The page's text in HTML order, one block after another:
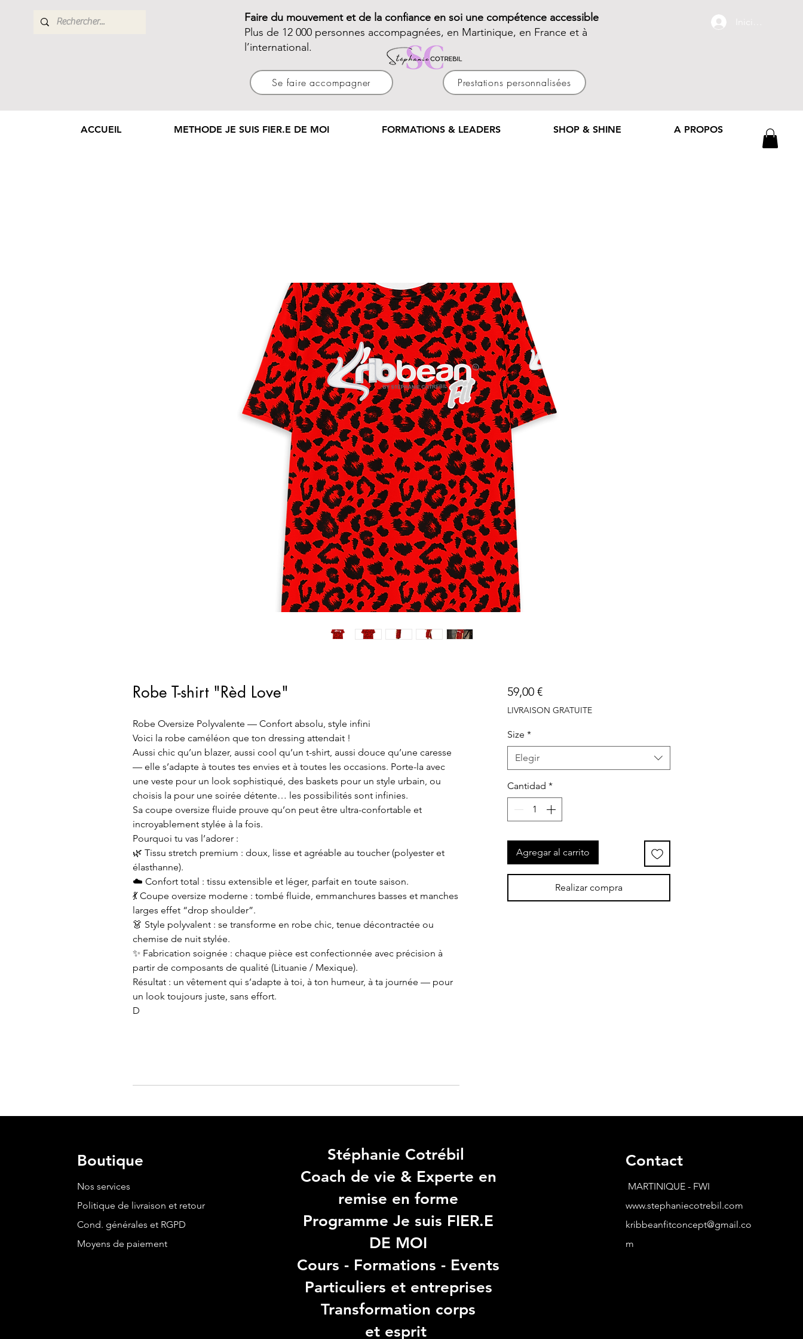
Faire du mouvement et de la confiance en soi une compétence accessible
Plus de 12 000 personnes accompagnées, en Martinique, en France et à
l’international.
Se faire accompagner Prestations personnalisées
Iniciar sesión
ACCUEIL METHODE JE SUIS FIER.E DE MOI FORMATIONS & LEADERS SHOP & SHINE A PROPOS
Robe T-shirt "Rèd Love"
Robe Oversize Polyvalente — Confort absolu, style infini
Voici la robe caméléon que ton dressing attendait !
Aussi chic qu’un blazer, aussi cool qu’un t-shirt, aussi douce qu’une caresse
— elle s’adapte à toutes tes envies et à toutes les occasions. Porte-la avec
une veste pour un look sophistiqué, des baskets pour un style urbain, ou
choisis la pour une soirée détente… les possibilités sont infinies.
Sa coupe oversize fluide prouve qu’on peut être ultra-confortable et
incroyablement stylée à la fois.
Pourquoi tu vas l’adorer :
🌿 Tissu stretch premium : doux, lisse et agréable au toucher (polyester et
élasthanne).
☁️ Confort total : tissu extensible et léger, parfait en toute saison.
💃 Coupe oversize moderne : tombé fluide, emmanchures basses et manches
larges effet “drop shoulder”.
👗 Style polyvalent : se transforme en robe chic, tenue décontractée ou
chemise de nuit stylée.
✨ Fabrication soignée : chaque pièce est confectionnée avec précision à
partir de composants de qualité (Lituanie / Mexique).
Résultat : un vêtement qui s’adapte à toi, à ton humeur, à ta journée — pour
un look toujours juste, sans effort.
D
59,00 €Precio
LIVRAISON GRATUITE
Size *
Elegir
Cantidad *
Agregar al carrito
Realizar compra
Boutique
Nos services
Politique de livraison et retour
Cond. générales et RGPD
Moyens de paiement
Stéphanie Cotrébil
Coach de vie & Experte en
remise en forme
Programme Je suis FIER.E
DE MOI
Cours - Formations - Events
Particuliers et entreprises
Transformation corps
et esprit
Contact
MARTINIQUE - FWI
www.stephaniecotrebil.com
kribbeanfitconcept@gmail.co
m